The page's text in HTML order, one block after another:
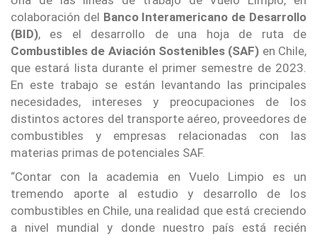
colaboración del Banco Interamericano de Desarrollo
(BID), es el desarrollo de una hoja de ruta de
Combustibles de Aviación Sostenibles (SAF) en Chile,
que estará lista durante el primer semestre de 2023.
En este trabajo se están levantando las principales
necesidades, intereses y preocupaciones de los
distintos actores del transporte aéreo, proveedores de
combustibles y empresas relacionadas con las
materias primas de potenciales SAF.
“Contar con la academia en Vuelo Limpio es un
tremendo aporte al estudio y desarrollo de los
combustibles en Chile, una realidad que está creciendo
a nivel mundial y donde nuestro país está recién